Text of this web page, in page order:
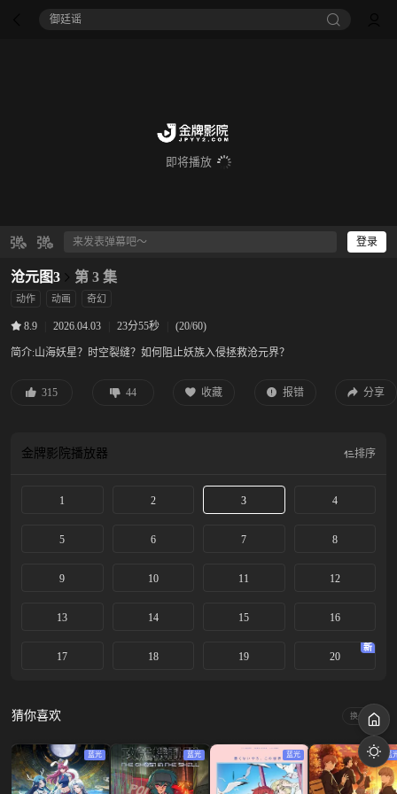
御廷谣‎
即将播放
登录
沧元图3 第 3 集
动作 动画 奇幻
8.9 2026.04.03 23分55秒 (20/60)
简介:山海妖星？时空裂缝？如何阻止妖族入侵拯救沧元界？
315 44 收藏 报错 分享
金牌影院播放器 排序
1 2 3 4
5 6 7 8
9 10 11 12
13 14 15 16
17 18 19 20
新
猜你喜欢 换一换
蓝光 蓝光 蓝光 蓝